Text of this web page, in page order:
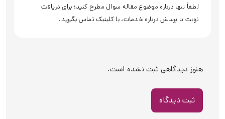
لطفاً تنها درباره موضوع مقاله سوال مطرح کنید؛ برای دریافت
نوبت یا پرسش درباره خدمات، با کلینیک تماس بگیرید.
هنوز دیدگاهی ثبت نشده است.
ثبت دیدگاه